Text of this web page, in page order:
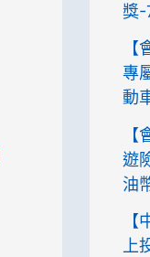
獎-
專
動
遊
油
上